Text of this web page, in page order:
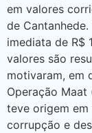
em valores
de
imediata de R$
valores são
motivaram, em
Operação
teve origem
corrupção e